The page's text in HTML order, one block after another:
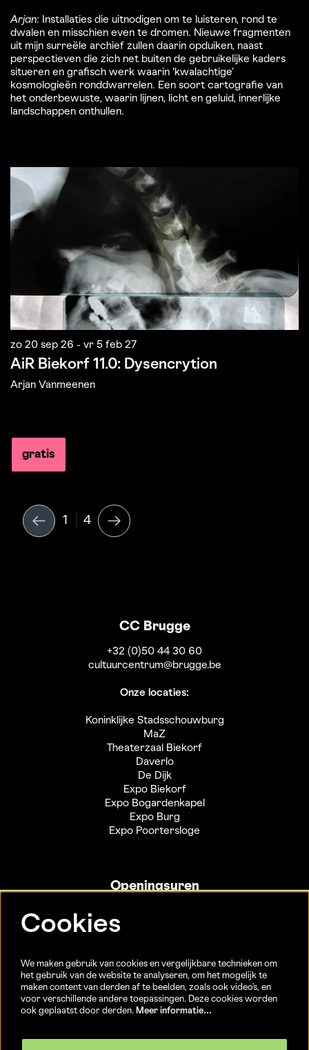
Arjan: Installaties die uitnodigen om te luisteren, rond te
dwalen en misschien even te dromen. Nieuwe fragmenten
uit mijn surreële archief zullen daarin opduiken, naast
perspectieven die zich net buiten de gebruikelijke kaders
situeren en grafisch werk waarin ‘kwalachtige’
kosmologieën ronddwarrelen. Een soort cartografie van
het onderbewuste, waarin lijnen, licht en geluid, innerlijke
landschappen onthullen.
AiR Biekorf 11.0: Dysencrytion
Arjan Vanmeenen
zo 20 sep 26 - vr 5 feb 27
gratis
1 4
CC Brugge
+32 (0)50 44 30 60
cultuurcentrum@brugge.be
Onze locaties:
Koninklijke Stadsschouwburg
MaZ
Theaterzaal Biekorf
Daverlo
De Dijk
Expo Biekorf
Expo Bogardenkapel
Expo Burg
Expo Poortersloge
Openingsuren
Sint-Jakobsstraat 20
15/08)
Cookies
We maken gebruik van cookies en vergelijkbare technieken om
het gebruik van de website te analyseren, om het mogelijk te
maken content van derden af te beelden, zoals ook video’s, en
voor verschillende andere toepassingen. Deze cookies worden
ook geplaatst door derden. Meer informatie…